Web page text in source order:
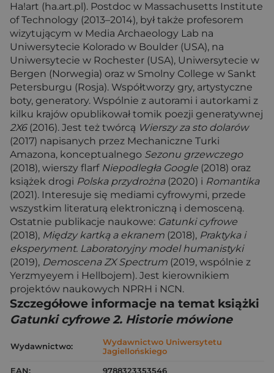
Ha!art (ha.art.pl). Postdoc w Massachusetts Institute
of Technology (2013–2014), był także profesorem
wizytującym w Media Archaeology Lab na
Uniwersytecie Kolorado w Boulder (USA), na
Uniwersytecie w Rochester (USA), Uniwersytecie w
Bergen (Norwegia) oraz w Smolny College w Sankt
Petersburgu (Rosja). Współtworzy gry, artystyczne
boty, generatory. Wspólnie z autorami i autorkami z
kilku krajów opublikował tomik poezji generatywnej
2X6(2016). Jest też twórcą Wierszy za sto dolarów
(2017) napisanych przez Mechaniczne Turki
Amazona, konceptualnego Sezonu grzewczego
(2018), wierszy flarf Niepodległa Google (2018) oraz
książek drogi Polska przydrożna(2020) i Romantika
(2021). Interesuje się mediami cyfrowymi, przede
wszystkim literaturą elektroniczną i demosceną.
Ostatnie publikacje naukowe: Gatunki cyfrowe
(2018), Między kartką a ekranem (2018), Praktyka i
eksperyment. Laboratoryjny model humanistyki
(2019), Demoscena ZX Spectrum (2019, wspólnie z
Yerzmyeyem i Hellbojem). Jest kierownikiem
projektów naukowych NPRH i NCN.
Szczegółowe informacje na temat książki
Gatunki cyfrowe 2. Historie mówione
Wydawnictwo:
Wydawnictwo Uniwersytetu
Jagiellońskiego
EAN:
9788323353546